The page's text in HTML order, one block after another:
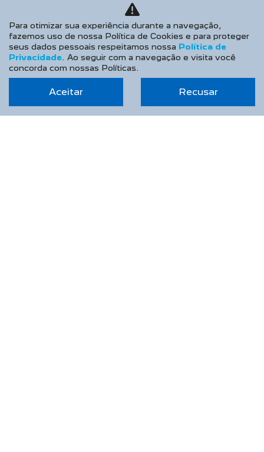
Sobre Nós
Fale Conosco
Agende um Emotion Drive
Trabalhe Conosco
COMPARATIVO
Para otimizar sua experiência durante a navegação,
fazemos uso de nossa Política de Cookies e para proteger
seus dados pessoais respeitamos nossa Política de
Privacidade. Ao seguir com a navegação e visita você
concorda com nossas Políticas.
Aceitar Recusar